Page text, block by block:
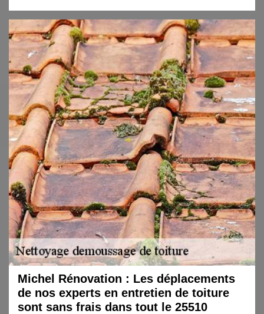
Michel Rénovation : Les déplacements
de nos experts en entretien de toiture
sont sans frais dans tout le 25510